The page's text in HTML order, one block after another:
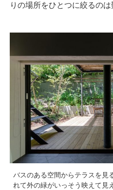
りの場所をひとつに絞るのは
バスのある空間からテラスを見
れて外の緑がいっそう映えて見